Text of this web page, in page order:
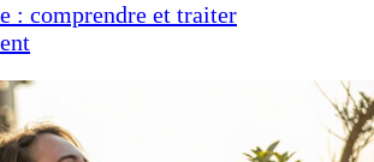
: comprendre et traiter